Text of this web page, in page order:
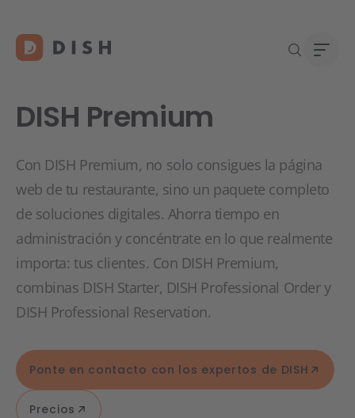
DISH Premium
Con DISH Premium, no solo consigues la página
web de tu restaurante, sino un paquete completo
de soluciones digitales. Ahorra tiempo en
administración y concéntrate en lo que realmente
importa: tus clientes. Con DISH Premium,
combinas DISH Starter, DISH Professional Order y
DISH Professional Reservation.
Ponte en contacto con los expertos de DISH
Precios